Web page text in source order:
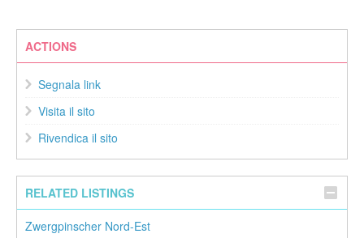
ACTIONS
Segnala link
Visita il sito
Rivendica il sito
RELATED LISTINGS
Zwergpinscher Nord-Est